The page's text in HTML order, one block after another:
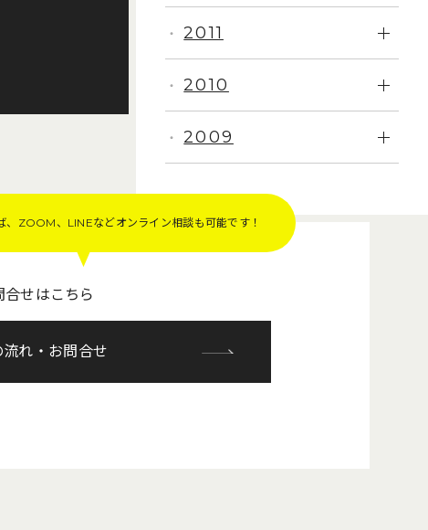
・ 2009
・ 2010
・ 2011
せはこちら
、ZOOM、LINEなどオンライン相談も可能です！
流れ・お問合せ